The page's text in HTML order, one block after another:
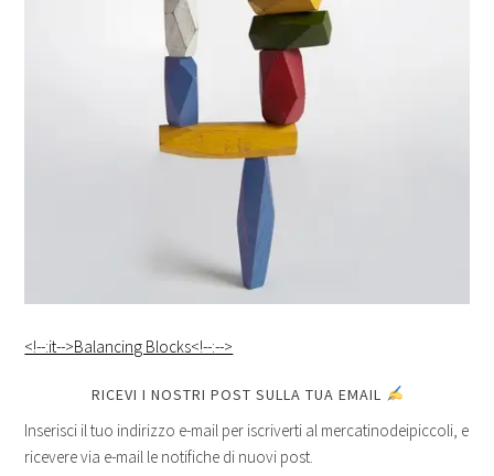
<!--:it-->Balancing Blocks<!--:-->
RICEVI I NOSTRI POST SULLA TUA EMAIL
Inserisci il tuo indirizzo e-mail per iscriverti al mercatinodeipiccoli, e
ricevere via e-mail le notifiche di nuovi post.